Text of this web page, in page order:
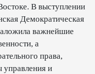
В выступлении
Демократическая
важнейшие
а
права,
управления и